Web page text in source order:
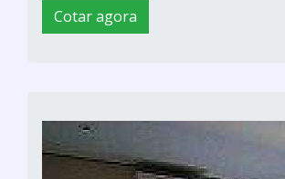
Cotar agora